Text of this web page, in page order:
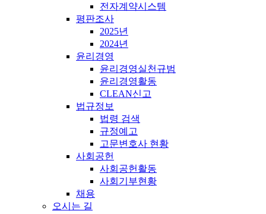
전자계약시스템
평판조사
2025년
2024년
윤리경영
윤리경영실천규범
윤리경영활동
CLEAN신고
법규정보
법령 검색
규정예고
고문변호사 현황
사회공헌
사회공헌활동
사회기부현황
채용
오시는 길